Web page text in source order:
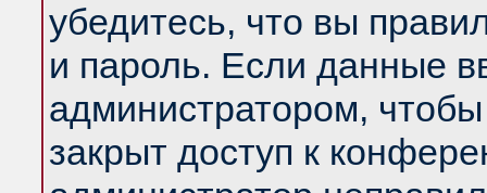
убедитесь, что вы
и пароль. Если данные
администратором,
закрыт доступ к